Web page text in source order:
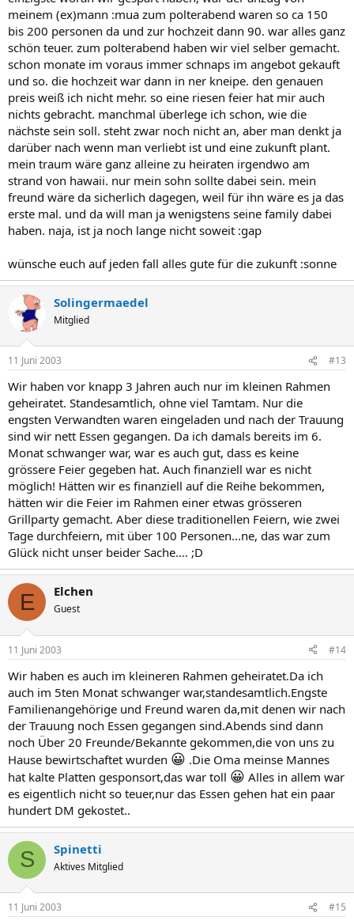
meinem (ex)mann :mua zum polterabend waren so ca 150
bis 200 personen da und zur hochzeit dann 90. war alles ganz
schön teuer. zum polterabend haben wir viel selber gemacht.
schon monate im voraus immer schnaps im angebot gekauft
und so. die hochzeit war dann in ner kneipe. den genauen
preis weiß ich nicht mehr. so eine riesen feier hat mir auch
nichts gebracht. manchmal überlege ich schon, wie die
nächste sein soll. steht zwar noch nicht an, aber man denkt ja
darüber nach wenn man verliebt ist und eine zukunft plant.
mein traum wäre ganz alleine zu heiraten irgendwo am
strand von hawaii. nur mein sohn sollte dabei sein. mein
freund wäre da sicherlich dagegen, weil für ihn wäre es ja das
erste mal. und da will man ja wenigstens seine family dabei
haben. naja, ist ja noch lange nicht soweit :gap
wünsche euch auf jeden fall alles gute für die zukunft :sonne
Solingermaedel
Mitglied
11 Juni 2003 #13
Wir haben vor knapp 3 Jahren auch nur im kleinen Rahmen
geheiratet. Standesamtlich, ohne viel Tamtam. Nur die
engsten Verwandten waren eingeladen und nach der Trauung
sind wir nett Essen gegangen. Da ich damals bereits im 6.
Monat schwanger war, war es auch gut, dass es keine
grössere Feier gegeben hat. Auch finanziell war es nicht
möglich! Hätten wir es finanziell auf die Reihe bekommen,
hätten wir die Feier im Rahmen einer etwas grösseren
Grillparty gemacht. Aber diese traditionellen Feiern, wie zwei
Tage durchfeiern, mit über 100 Personen...ne, das war zum
Glück nicht unser beider Sache.... ;D
E Elchen
Guest
11 Juni 2003 #14
Wir haben es auch im kleineren Rahmen geheiratet.Da ich
auch im 5ten Monat schwanger war,standesamtlich.Engste
Familienangehörige und Freund waren da,mit denen wir nach
der Trauung noch Essen gegangen sind.Abends sind dann
noch Über 20 Freunde/Bekannte gekommen,die von uns zu
Hause bewirtschaftet wurden 😀 .Die Oma meinse Mannes
hat kalte Platten gesponsort,das war toll 😀 Alles in allem war
es eigentlich nicht so teuer,nur das Essen gehen hat ein paar
hundert DM gekostet..
S Spinetti
Aktives Mitglied
11 Juni 2003 #15